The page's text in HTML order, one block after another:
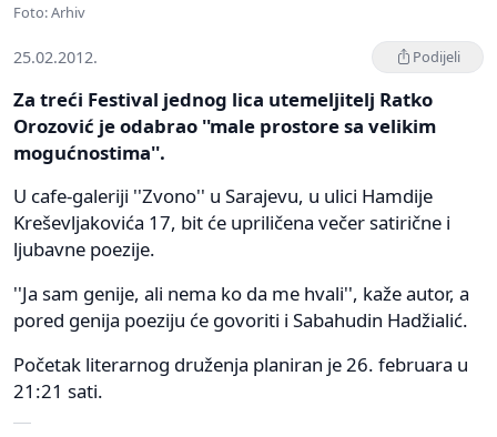
Foto: Arhiv
25.02.2012. Podijeli
Za treći Festival jednog lica utemeljitelj Ratko
Orozović je odabrao ''male prostore sa velikim
mogućnostima''.
U cafe-galeriji ''Zvono'' u Sarajevu, u ulici Hamdije
Kreševljakovića 17, bit će upriličena večer satirične i
ljubavne poezije.
''Ja sam genije, ali nema ko da me hvali'', kaže autor, a
pored genija poeziju će govoriti i Sabahudin Hadžialić.
Početak literarnog druženja planiran je 26. februara u
21:21 sati.